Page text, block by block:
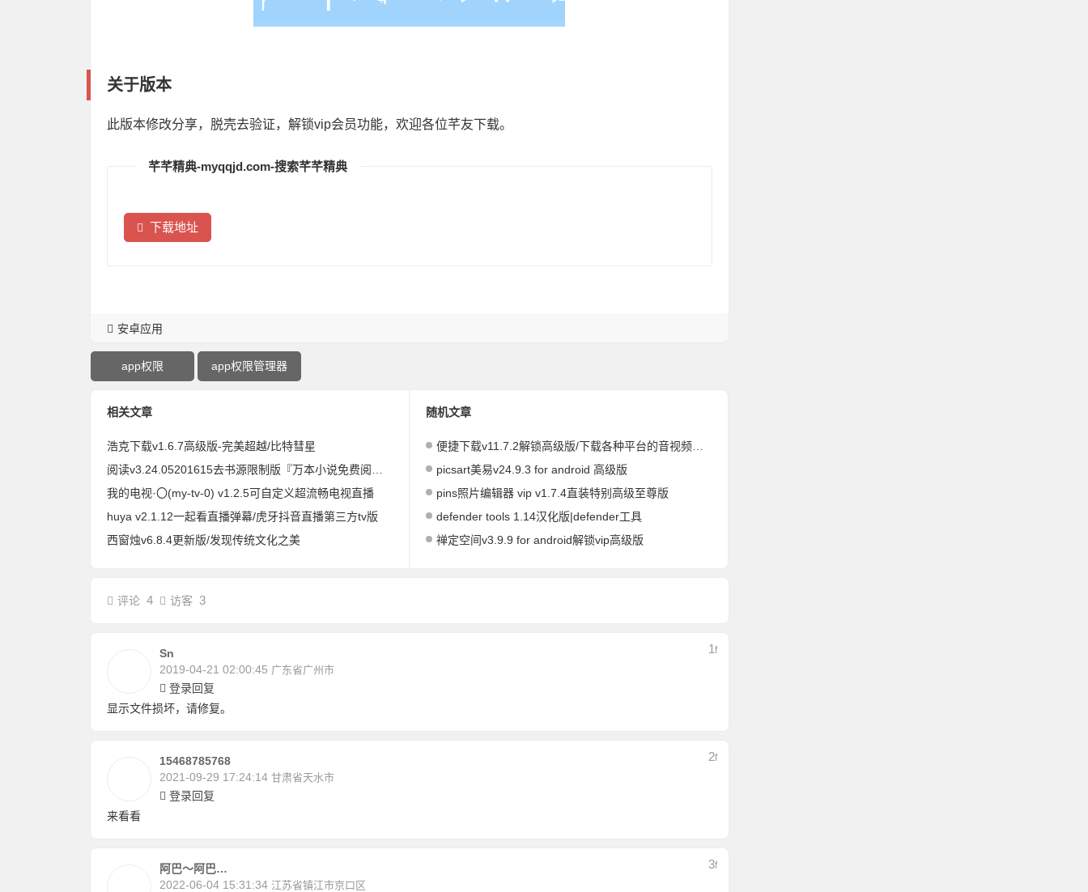
关于版本
此版本修改分享，脱壳去验证，解锁vip会员功能，欢迎各位芊友下载。
芊芊精典-myqqjd.com-搜索芊芊精典
下载地址
安卓应用
app权限 app权限管理器
相关文章
浩克下载v1.6.7高级版-完美超越/比特彗星
我的电视·〇(my-tv-0) v1.2.5可自定义超流畅电视直播
huya v2.1.12一起看直播弹幕/虎牙抖音直播第三方tv版
西窗烛v6.8.4更新版/发现传统文化之美
随机文章
便捷下载v11.7.2解锁高级版/下载各种平台的音视频图片
picsart美易v24.9.3 for android 高级版
pins照片编辑器 vip v1.7.4直装特别高级至尊版
defender tools 1.14汉化版|defender工具
禅定空间v3.9.9 for android解锁vip高级版
评论 4 访客 3
Sn
2019-04-21 02:00:45 广东省广州市
1 F
登录回复
显示文件损坏，请修复。
15468785768
2021-09-29 17:24:14 甘肃省天水市
2F
登录回复
来看看
阿巴～阿巴…
2022-06-04 15:31:34 江苏省镇江市京口区
3F